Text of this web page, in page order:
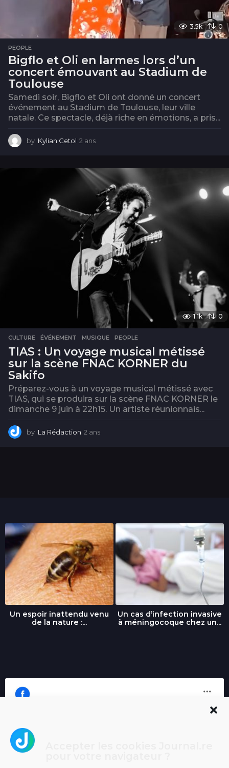
3.5k 0
PEOPLE
Bigflo et Oli en larmes lors d’un
concert émouvant au Stadium de
Toulouse
Samedi soir, Bigflo et Oli ont donné un concert
événement au Stadium de Toulouse, leur ville
natale. Ce spectacle, déjà riche en émotions, a pris...
by Kylian Cetol 2 ans
s
1.1k 0
CULTURE ,ÉVÉNEMENT ,MUSIQUE ,PEOPLE
TIAS : Un voyage musical métissé
sur la scène FNAC KORNER du
Sakifo
Préparez-vous à un voyage musical métissé avec
TIAS, qui se produira sur la scène FNAC KORNER le
dimanche 9 juin à 22h15. Un artiste réunionnais...
by La Rédaction 2 ans
Un espoir inattendu venu
de la nature :...
Un cas d’infection invasive
à méningocoque chez un...